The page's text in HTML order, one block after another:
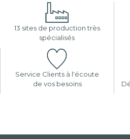
13 sites de production très
spécialisés
Service Clients à l'écoute
de vos besoins